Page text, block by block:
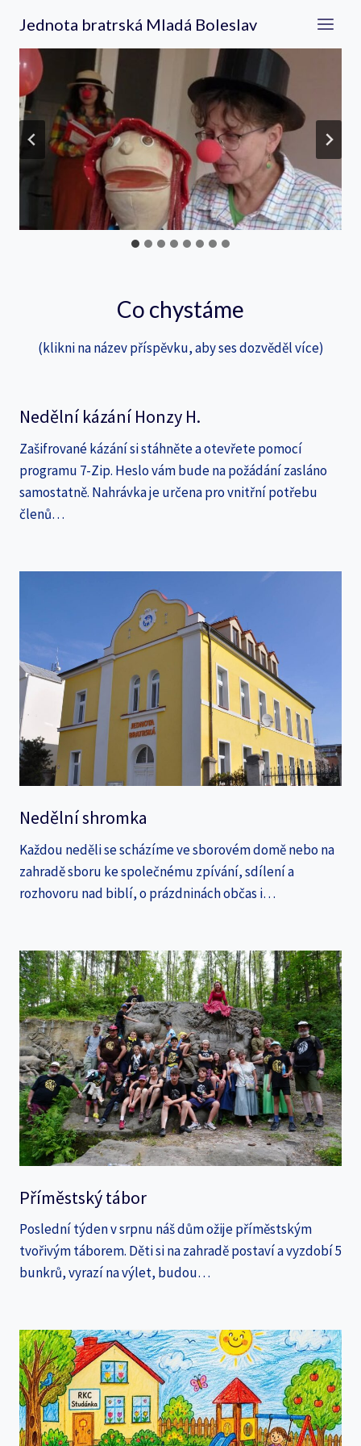
obsah
Jednota bratrská Mladá Boleslav
Co chystáme
(klikni na název příspěvku, aby ses dozvěděl více)
Nedělní kázání Honzy H.
Zašifrované kázání si stáhněte a otevřete pomocí
programu 7-Zip. Heslo vám bude na požádání zasláno
samostatně. Nahrávka je určena pro vnitřní potřebu
členů…
Nedělní shromka
Každou neděli se scházíme ve sborovém domě nebo na
zahradě sboru ke společnému zpívání, sdílení a
rozhovoru nad biblí, o prázdninách občas i…
Příměstský tábor
Poslední týden v srpnu náš dům ožije příměstským
tvořivým táborem. Děti si na zahradě postaví a vyzdobí 5
bunkrů, vyrazí na výlet, budou…